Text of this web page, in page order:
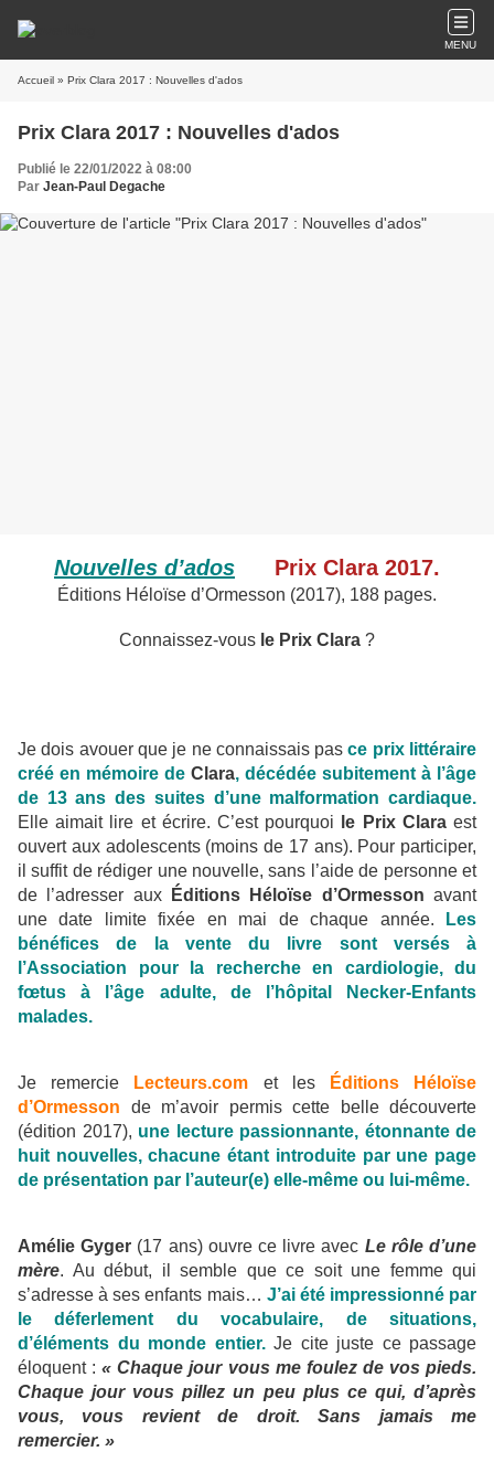
MENU
Accueil » Prix Clara 2017 : Nouvelles d'ados
Prix Clara 2017 : Nouvelles d'ados
Publié le 22/01/2022 à 08:00
Par Jean-Paul Degache
Nouvelles d’ados Prix Clara 2017.
Éditions Héloïse d’Ormesson (2017), 188 pages.
Connaissez-vous le Prix Clara ?
Je dois avouer que je ne connaissais pasce prix littéraire
créé en mémoire de Clara, décédée subitement à l’âge
de 13 ans des suites d’une malformation cardiaque.
Elle aimait lire et écrire. C’est pourquoi
le Prix Claraest
ouvert aux adolescents (moins de 17 ans). Pour participer,
il suffit de rédiger une nouvelle, sans l’aide de personne et
de l’adresser aux
Éditions Héloïse d’Ormesson avant
une date limite fixée en mai de chaque année.
Les
bénéfices de la vente du livre sont versés à
l’Association pour la recherche en cardiologie, du
fœtus à l’âge adulte, de l’hôpital Necker-Enfants
malades.
Je remercie Lecteurs.com et les
Éditions Héloïse
d’Ormesson de m’avoir permis cette belle découverte
(édition 2017), une lecture passionnante, étonnante de
huit nouvelles, chacune étant introduite par une page
de présentation par l’auteur(e) elle-même ou lui-même.
Amélie Gyger (17 ans) ouvre ce livre avec Le rôle d’une
mère. Au début, il semble que ce soit une femme qui
s’adresse à ses enfants mais… J’ai été impressionné par
le déferlement du vocabulaire, de situations,
d’éléments du monde entier.Je cite juste ce passage
éloquent :« Chaque jour vous me foulez de vos pieds.
Chaque jour vous pillez un peu plus ce qui, d’après
vous, vous revient de droit. Sans jamais me
remercier. »